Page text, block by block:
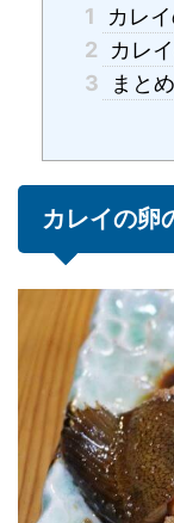
1
カレ
2
カレ
3
まとめ
カレイの卵